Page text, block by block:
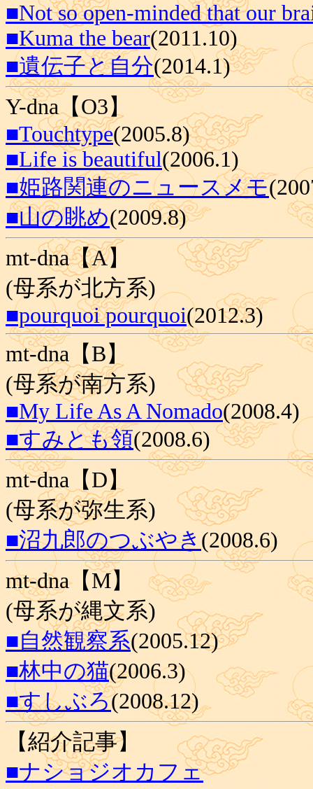
■Not so open-minded that our
■Kuma the bear(2011.10)
■遺伝子と自分(2014.1)
Y-dna【O3】
■Touchtype(2005.8)
■Life is beautiful(2006.1)
■姫路関連のニュースメモ
■山の眺め(2009.8)
mt-dna【A】
(母系が北方系)
■pourquoi pourquoi(2012.3)
mt-dna【B】
(母系が南方系)
■My Life As A Nomado(2008.4)
■すみとも領(2008.6)
mt-dna【D】
(母系が弥生系)
■沼九郎のつぶやき (2008.6)
mt-dna【M】
(母系が縄文系)
■自然観察系(2005.12)
■林中の猫(2006.3)
■すしぶろ(2008.12)
【紹介記事】
■ナショジオカフェ